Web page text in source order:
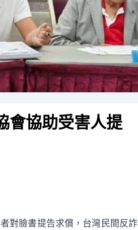
協助受害人提
對臉書提告求償，台灣民間反詐